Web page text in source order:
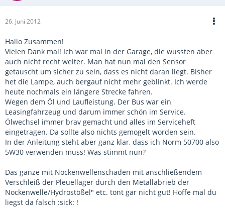
26. Juni 2012
Hallo Zusammen!
Vielen Dank mal! Ich war mal in der Garage, die wussten aber
auch nicht recht weiter. Man hat nun mal den Sensor
getauscht um sicher zu sein, dass es nicht daran liegt. Bisher
het die Lampe, auch bergauf nicht mehr geblinkt. Ich werde
heute nochmals ein längere Strecke fahren.
Wegen dem Öl und Laufleistung. Der Bus war ein
Leasingfahrzeug und darum immer schön im Service.
Ölwechsel immer brav gemacht und alles im Serviceheft
eingetragen. Da sollte also nichts gemogelt worden sein.
In der Anleitung steht aber ganz klar, dass ich Norm 50700 also
5W30 verwenden muss! Was stimmt nun?
Das ganze mit Nockenwellenschaden mit anschließendem
Verschleiß der Pleuellager durch den Metallabrieb der
Nockenwelle/Hydrostößel" etc. tönt gar nicht gut! Hoffe mal du
liegst da falsch :sick: !